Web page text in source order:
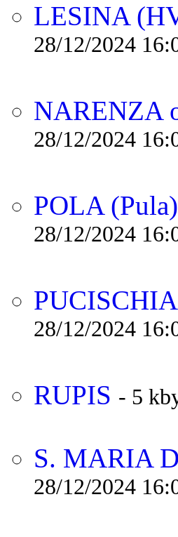
LESINA
28/12/2024
NARENZA
28/12/2024
POLA
28/12/2024
28/12/2024
RUPIS - 5
S. MARIA
28/12/2024